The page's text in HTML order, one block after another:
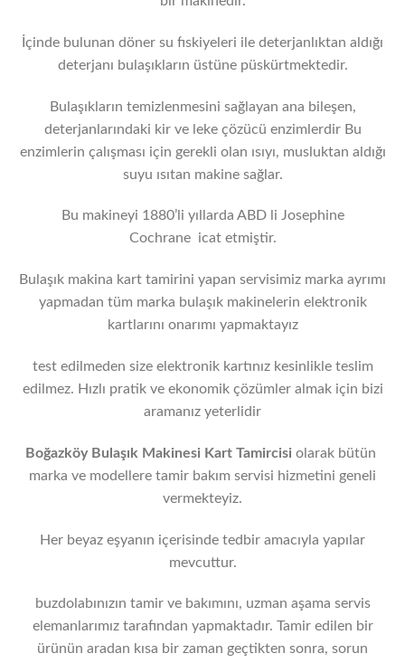
İçinde bulunan döner su fıskiyeleri ile deterjanlıktan aldığı
deterjanı bulaşıkların üstüne püskürtmektedir.
Bulaşıkların temizlenmesini sağlayan ana bileşen,
deterjanlarındaki kir ve leke çözücü enzimlerdir Bu
enzimlerin çalışması için gerekli olan ısıyı, musluktan aldığı
suyu ısıtan makine sağlar.
Bu makineyi 1880’li yıllarda ABD li Josephine
Cochrane icat etmiştir.
Bulaşık makina kart tamirini yapan servisimiz marka ayrımı
yapmadan tüm marka bulaşık makinelerin elektronik
kartlarını onarımı yapmaktayız
test edilmeden size elektronik kartınız kesinlikle teslim
edilmez. Hızlı pratik ve ekonomik çözümler almak için bizi
aramanız yeterlidir
Boğazköy Bulaşık Makinesi Kart Tamircisi olarak bütün
marka ve modellere tamir bakım servisi hizmetini geneli
vermekteyiz.
Her beyaz eşyanın içerisinde tedbir amacıyla yapılar
mevcuttur.
buzdolabınızın tamir ve bakımını, uzman aşama servis
elemanlarımız tarafından yapmaktadır. Tamir edilen bir
ürünün aradan kısa bir zaman geçtikten sonra, sorun